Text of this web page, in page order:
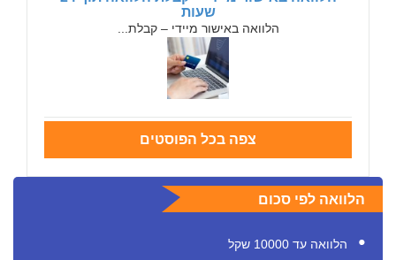
שעות
הלוואה באישור מיידי – קבלת...
צפה בכל הפוסטים
הלוואה לפי סכום
הלוואה עד 10000 שקל